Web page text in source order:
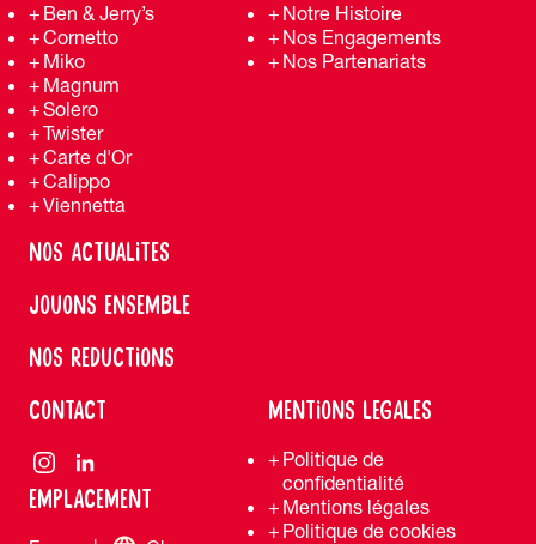
Ben & Jerry’s
Cornetto
Miko
Magnum
Solero
Twister
Carte d'Or
Calippo
Viennetta
Notre Histoire
Nos Engagements
Nos Partenariats
NOS ACTUALITES
JOUONS ENSEMBLE
NOS REDUCTIONS
MENTIONS LEGALES
Politique de
confidentialité
Mentions légales
Politique de cookies
CONTACT
EMPLACEMENT